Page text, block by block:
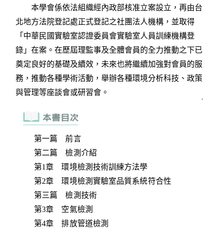
第一篇 前言
第二篇 檢測介紹
第1章 環境檢測技術訓練方法學
第2章 環境檢測實驗室品質系統符合性
第三篇 檢測技術
第3章 空氣檢測
第4章 排放管道檢測